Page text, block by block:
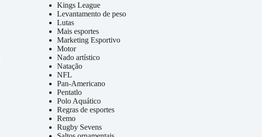
Kings League
Levantamento de peso
Lutas
Mais esportes
Marketing Esportivo
Motor
Nado artístico
Natação
NFL
Pan-Americano
Pentatlo
Polo Aquático
Regras de esportes
Remo
Rugby Sevens